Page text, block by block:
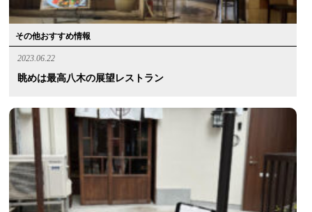
その他おすすめ情報
2023.06.22
眺めは最高八木の展望レストラン